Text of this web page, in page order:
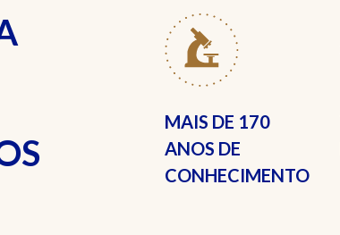
MAIS DE 170
ANOS DE
CONHECIMENTO